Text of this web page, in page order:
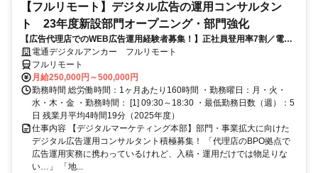
【フルリモート】デジタル広告の運用コンサルタン
ト 23年度新設部門オープニング・部門強化
【広告代理店でのWEB広告運用経験者募集！】正社員登用率7割／電通
G／全国×完全在宅／年休126日・土日祝休み／残業月平均4時間19分
電通デジタルアンカー フルリモート
フルリモート
月給250,000円～500,000円
勤務時間 総労働時間：1ヶ月あたり160時間 ・勤務曜日：月・火・
水・木・金 ・勤務時間： [1] 09:30～18:30 ・最低勤務日数（週）：5
日 残業月平均4時間19分（2025年度）
仕事内容 【デジタルマーケティング本部】部門・事業拡大に向けた
デジタル広告運用コンサルタント積極募集！ 「代理店のBPO拠点で
広告運用実務に携わっているけれど、入稿・運用だけでは物足りな
い…」 「地...